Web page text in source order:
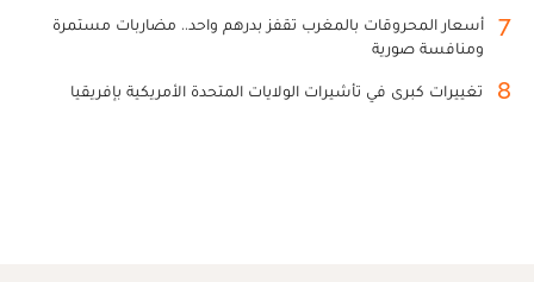
7
أسعار المحروقات بالمغرب تقفز بدرهم واحد.. مضاربات مستمرة
ومنافسة صورية
8 تغييرات كبرى في تأشيرات الولايات المتحدة الأمريكية بإفريقيا